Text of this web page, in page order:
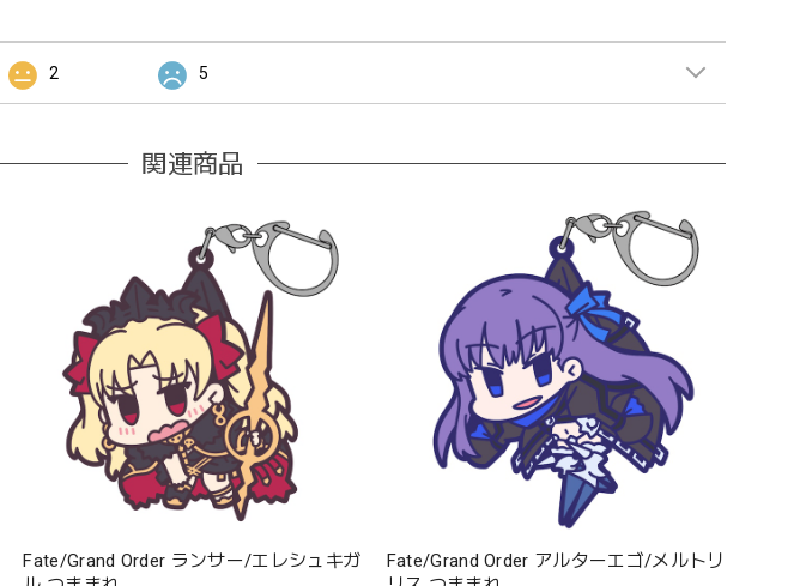
2 5
関連商品
Fate/Grand Order ランサー/エレシュキガ
Fate/Grand Order アルターエゴ/メルトリ